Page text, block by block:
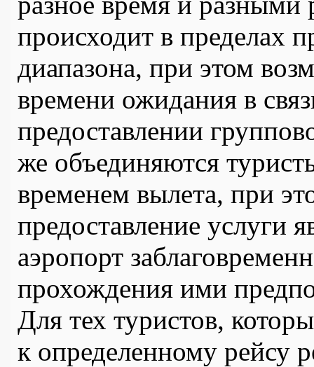
происходит в пределах
диапазона, при этом
времени ожидания в
предоставлении
же объединяются
временем вылета, при
предоставление услуги
аэропорт
прохождения ими
Для тех туристов,
к определенному рейсу